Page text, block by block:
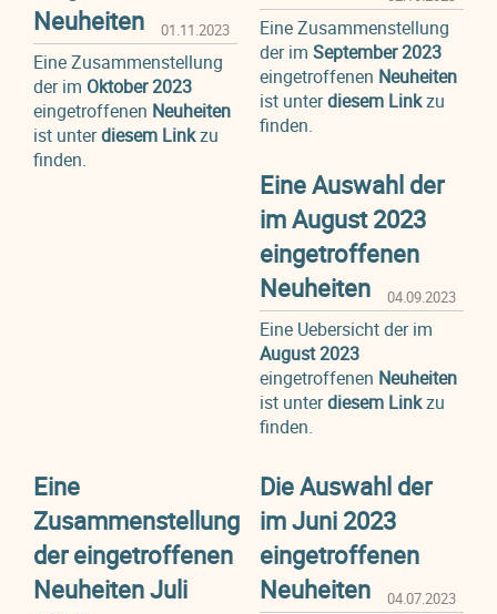
Neuheiten
01.11.2023
Eine Zusammenstellung
der im Oktober 2023
eingetroffenen Neuheiten
ist unterdiesem Linkzu
finden.
Eine Zusammenstellung
der im September 2023
eingetroffenen Neuheiten
ist unterdiesem Linkzu
finden.
Eine Auswahl der
im August 2023
eingetroffenen
Neuheiten
04.09.2023
Eine Uebersicht der im
August 2023
eingetroffenen Neuheiten
ist unterdiesem Linkzu
finden.
Eine
Zusammenstellung
der eingetroffenen
Neuheiten Juli
Die Auswahl der
im Juni 2023
eingetroffenen
Neuheiten
04.07.2023